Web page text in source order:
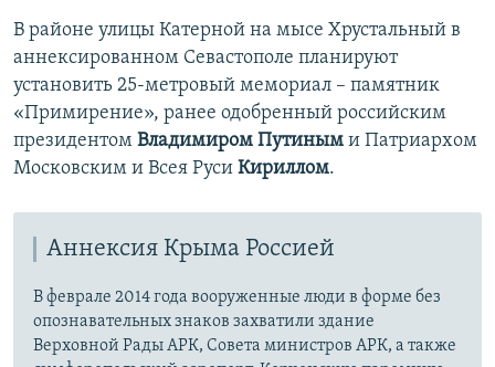
В районе улицы Катерной на мысе Хрустальный в
аннексированном Севастополе планируют
установить 25-метровый мемориал – памятник
«Примирение», ранее одобренный российским
президентом Владимиром Путиным и Патриархом
Московским и Всея Руси Кириллом.
Аннексия Крыма Россией
В феврале 2014 года вооруженные люди в форме без
опознавательных знаков захватили здание
Верховной Рады АРК, Совета министров АРК, а также